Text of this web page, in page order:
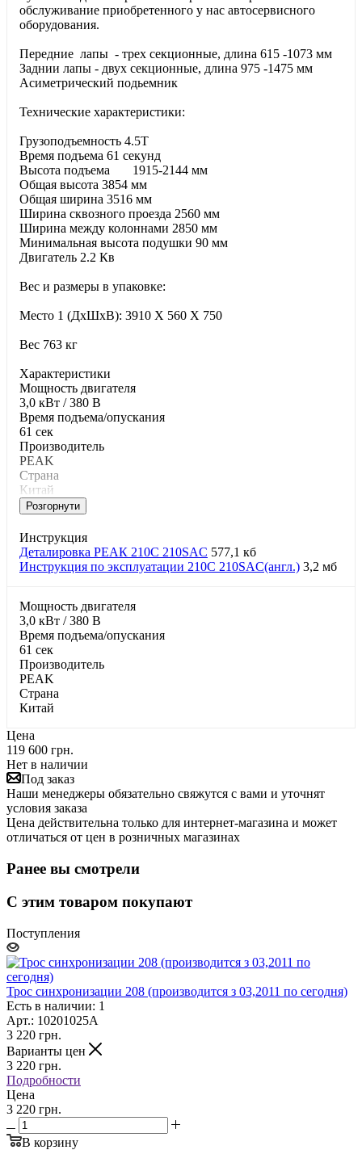
обслуживание приобретенного у нас автосервисного
оборудования.
Передние лапы - трех секционные, длина 615 -1073 мм
Заднии лапы - двух секционные, длина 975 -1475 мм
Асиметрический подьемник
Технические характеристики:
Грузоподъемность 4.5T
Время подъема 61 секунд
Высота подъема 1915-2144 мм
Общая высота 3854 мм
Общая ширина 3516 мм
Ширина сквозного проезда 2560 мм
Ширина между колоннами 2850 мм
Минимальная высота подушки 90 мм
Двигатель 2.2 Кв
Вес и размеры в упаковке:
Место 1 (ДхШхВ): 3910 X 560 X 750
Вес 763 кг
Характеристики
Moщнocть двигaтeля
3,0 кВт / 380 В
Время подъема/опускания
61 сек
Производитель
PEAK
Страна
Китай
Розгорнути
Инструкция
Деталировка РЕАК 210C 210SAC 577,1 кб
Инструкция по эксплуатации 210C 210SAC(англ.) 3,2 мб
Moщнocть двигaтeля
3,0 кВт / 380 В
Время подъема/опускания
61 сек
Производитель
PEAK
Страна
Китай
Цена
119 600 грн.
Нет в наличии
Под заказ
Наши менеджеры обязательно свяжутся с вами и уточнят
условия заказа
Цена действительна только для интернет-магазина и может
отличаться от цен в розничных магазинах
Ранее вы смотрели
С этим товаром покупают
Поступления
Трос синхронизации 208 (производится з 03,2011 по сегодня)
Есть в наличии: 1
Арт.: 10201025A
3 220 грн.
Варианты цен
3 220 грн.
Подробности
Цена
3 220 грн.
В корзину